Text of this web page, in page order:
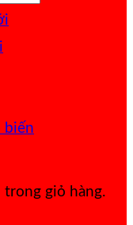
trong giỏ hàng.